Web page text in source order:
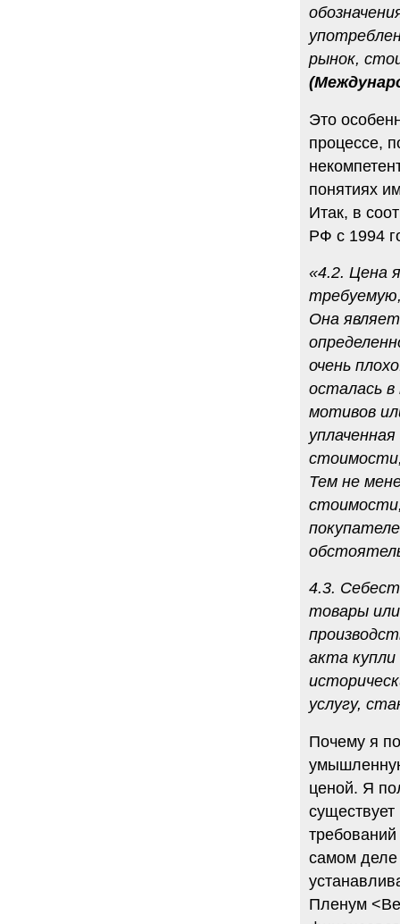
рынок,
Это
процессе,
понятиях
Итак, в
РФ с 1994
«4.2. Цена
требуемую,
Она
очень
осталась
мотивов
Тем не
4.3.
товары или
акта
услугу,
Почему я
ценой. Я
самом деле
Пленум